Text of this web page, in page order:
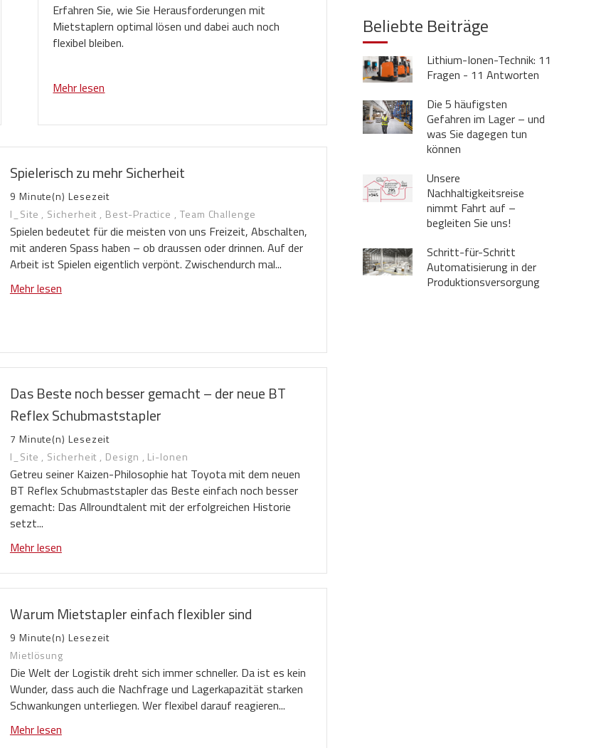
Erfahren Sie, wie Sie Herausforderungen mit
Mietstaplern optimal lösen und dabei auch noch
flexibel bleiben.
Mehr lesen
Spielerisch zu mehr Sicherheit
9 Minute(n) Lesezeit
I_Site , Sicherheit , Best-Practice , Team Challenge
Spielen bedeutet für die meisten von uns Freizeit, Abschalten,
mit anderen Spass haben – ob draussen oder drinnen. Auf der
Arbeit ist Spielen eigentlich verpönt. Zwischendurch mal...
Mehr lesen
Das Beste noch besser gemacht – der neue BT
Reflex Schubmaststapler
7 Minute(n) Lesezeit
I_Site , Sicherheit , Design , Li-Ionen
Getreu seiner Kaizen-Philosophie hat Toyota mit dem neuen
BT Reflex Schubmaststapler das Beste einfach noch besser
gemacht: Das Allroundtalent mit der erfolgreichen Historie
setzt...
Mehr lesen
Warum Mietstapler einfach flexibler sind
9 Minute(n) Lesezeit
Mietlösung
Die Welt der Logistik dreht sich immer schneller. Da ist es kein
Wunder, dass auch die Nachfrage und Lagerkapazität starken
Schwankungen unterliegen. Wer flexibel darauf reagieren...
Mehr lesen
Beliebte Beiträge
Lithium-Ionen-Technik: 11
Fragen - 11 Antworten
Die 5 häufigsten
Gefahren im Lager – und
was Sie dagegen tun
können
Unsere
Nachhaltigkeitsreise
nimmt Fahrt auf –
begleiten Sie uns!
Schritt-für-Schritt
Automatisierung in der
Produktionsversorgung